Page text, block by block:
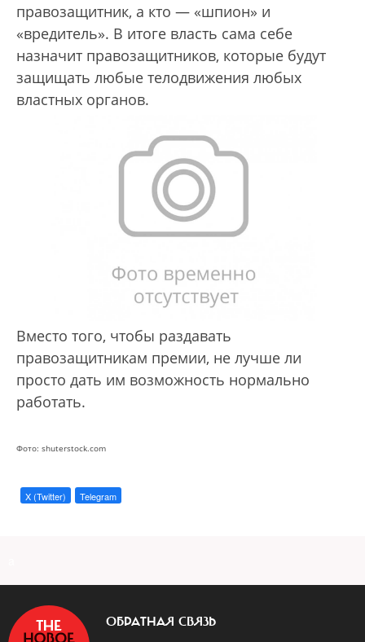
правозащитник, а кто — «шпион» и
«вредитель». В итоге власть сама себе
назначит правозащитников, которые будут
защищать любые телодвижения любых
властных органов.
Вместо того, чтобы раздавать
правозащитникам премии, не лучше ли
просто дать им возможность нормально
работать.
Фото: shuterstock.com
X (Twitter) Telegram
ОБРАТНАЯ СВЯЗЬ